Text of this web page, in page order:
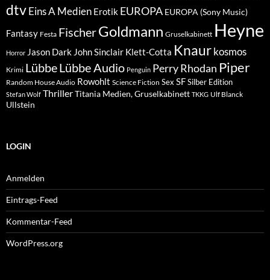
dtvEins A Medien Erotik EUROPA EUROPA (Sony Music)
Fantasy Festa FischerGoldmann Gruselkabinett Heyne
Horror Jason Dark John Sinclair Klett-Cotta Knaur kosmos
Krimi LübbeLübbe Audio Penguin Perry Rhodan Piper
Random House Audio Rowohlt Science Fiction Sex SFSilber Edition
Stefan Wolf ThrillerTitania Medien, Gruselkabinett TKKG Ulf Blanck
Ullstein
LOGIN
Anmelden
Eintrags-Feed
Kommentar-Feed
WordPress.org